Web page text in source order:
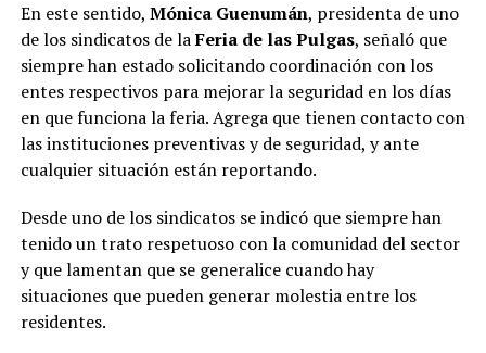
En este sentido, Mónica Guenumán, presidenta de uno
de los sindicatos de laFeria de las Pulgas, señaló que
siempre han estado solicitando coordinación con los
entes respectivos para mejorar la seguridad en los días
en que funciona la feria. Agrega que tienen contacto con
las instituciones preventivas y de seguridad, y ante
cualquier situación están reportando.
Desde uno de los sindicatos se indicó que siempre han
tenido un trato respetuoso con la comunidad del sector
y que lamentan que se generalice cuando hay
situaciones que pueden generar molestia entre los
residentes.